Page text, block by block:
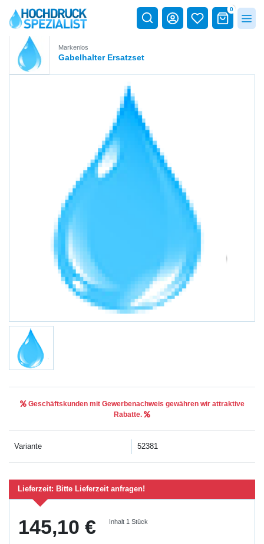
0
Markenlos
Gabelhalter Ersatzset
Geschäftskunden mit Gewerbenachweis gewähren wir attraktive
Rabatte.
Variante 52381
Lieferzeit: Bitte Lieferzeit anfragen!
145,10 € Inhalt 1Stück